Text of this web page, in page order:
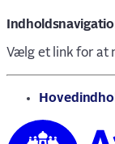
Vælg et link for at
gå til